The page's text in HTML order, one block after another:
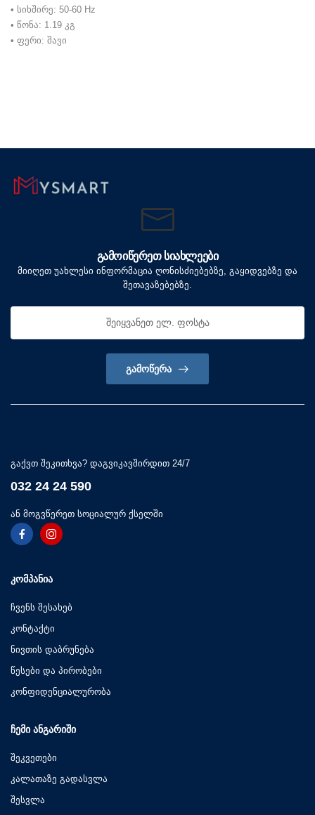
• სიხშირე: 50-60 Hz
• წონა: 1.19 კგ
• ფერი: შავი
ᲒᲐᲛᲝᲘᲬᲔᲠᲔᲗ ᲡᲘᲐᲮᲚᲔᲔᲑᲘ
მიიღეთ უახლესი ინფორმაცია ღონისძიებებზე, გაყიდვებზე და
შეთავაზებებზე.
ᲒᲐᲛᲝᲬᲔᲠᲐ
გაქვთ შეკითხვა? დაგვიკავშირდით 24/7
032 24 24 590
ან მოგვწერეთ სოციალურ ქსელში
ᲙᲝᲛᲞᲐᲜᲘᲐ
ჩვენს შესახებ
კონტაქტი
ნივთის დაბრუნება
წესები და პირობები
კონფიდენციალურობა
ᲩᲔᲛᲘ ᲐᲜᲒᲐᲠᲘᲨᲘ
შეკვეთები
კალათაზე გადასვლა
შესვლა